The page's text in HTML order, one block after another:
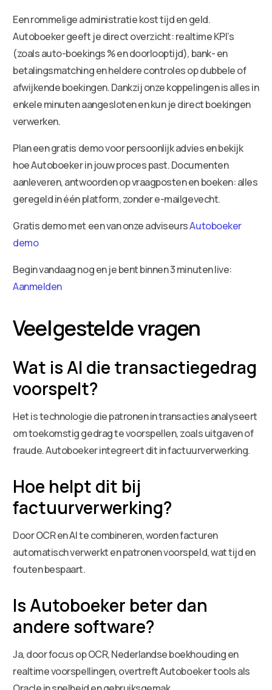
Een rommelige administratie kost tijd en geld.
Autoboeker geeft je direct overzicht: realtime KPI’s
(zoals auto-boekings % en doorlooptijd), bank- en
betalingsmatching en heldere controles op dubbele of
afwijkende boekingen. Dankzij onze koppelingen is alles in
enkele minuten aangesloten en kun je direct boekingen
verwerken.
Plan een gratis demo voor persoonlijk advies en bekijk
hoe Autoboeker in jouw proces past. Documenten
aanleveren, antwoorden op vraagposten en boeken: alles
geregeld in één platform, zonder e-mailgevecht.
Gratis demo met een van onze adviseursAutoboeker
demo
Begin vandaag nog en je bent binnen 3 minuten live:
Aanmelden
Veelgestelde vragen
Wat is AI die transactiegedrag
voorspelt?
Het is technologie die patronen in transacties analyseert
om toekomstig gedrag te voorspellen, zoals uitgaven of
fraude. Autoboeker integreert dit in factuurverwerking.
Hoe helpt dit bij
factuurverwerking?
Door OCR en AI te combineren, worden facturen
automatisch verwerkt en patronen voorspeld, wat tijd en
fouten bespaart.
Is Autoboeker beter dan
andere software?
Ja, door focus op OCR, Nederlandse boekhouding en
realtime voorspellingen, overtreft Autoboeker tools als